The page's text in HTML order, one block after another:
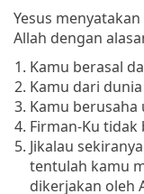
Yesus
Allah dengan
Kamu berasal
Kamu dari
Kamu
Firman-Ku
Jikalau
tentulah kamu
dikerjakan oleh